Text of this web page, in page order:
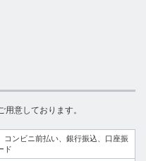
意しております。
コンビニ前払い、銀行振込、口座振
ド